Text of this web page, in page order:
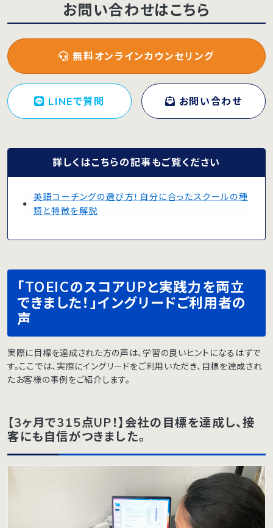
お問い合わせはこちら
無料オンラインカウンセリング
LINEで質問 お問い合わせ
詳しくはこちらの記事もご覧ください
英語コーチングの選び方！自分に合ったスクールの種
類と特徴を解説
「TOEICのスコアUPと実践力を両立
できました！」イングリードご利用者の
声
実際に目標を達成された方の声は、学習の良いヒントになるはずで
す。ここでは、実際にイングリードをご利用いただき、目標を達成され
たお客様の事例をご紹介します。
【3ヶ月で315点UP！】会社の目標を達成し、接
客にも自信がつきました。